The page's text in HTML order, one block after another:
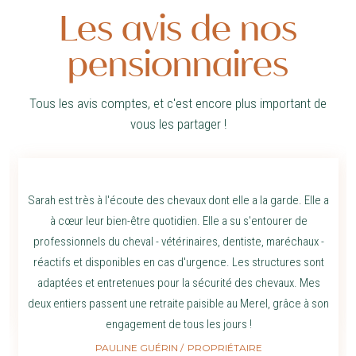
Les avis de nos
pensionnaires
Tous les avis comptes, et c'est encore plus important de
vous les partager !
Sarah est très à l'écoute des chevaux dont elle a la garde. Elle a
à cœur leur bien-être quotidien. Elle a su s'entourer de
professionnels du cheval - vétérinaires, dentiste, maréchaux -
réactifs et disponibles en cas d'urgence. Les structures sont
adaptées et entretenues pour la sécurité des chevaux. Mes
deux entiers passent une retraite paisible au Merel, grâce à son
engagement de tous les jours !
PAULINE GUÉRIN PROPRIÉTAIRE